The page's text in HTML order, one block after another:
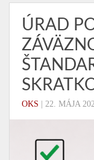
ÚRAD
OKS 22. MÁJA